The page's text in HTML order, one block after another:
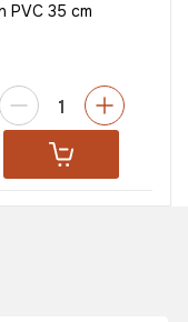
PVC 35 cm